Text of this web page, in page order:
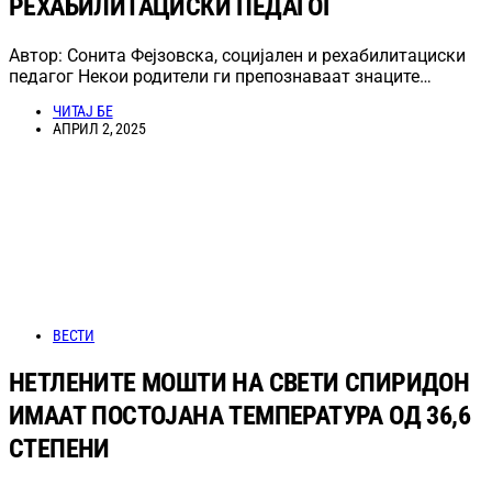
РЕХАБИЛИТАЦИСКИ ПЕДАГОГ
Автор: Сонита Фејзовска, социјален и рехабилитациски
педагог Некои родители ги препознаваат знаците…
ЧИТАЈ БЕ
АПРИЛ 2, 2025
ВЕСТИ
НЕТЛЕНИТЕ МОШТИ НА СВЕТИ СПИРИДОН
ИМААТ ПОСТОЈАНА ТЕМПЕРАТУРА ОД 36,6
СТЕПЕНИ